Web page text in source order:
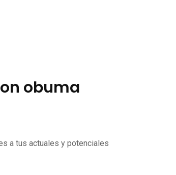
obuma
a tus actuales y potenciales